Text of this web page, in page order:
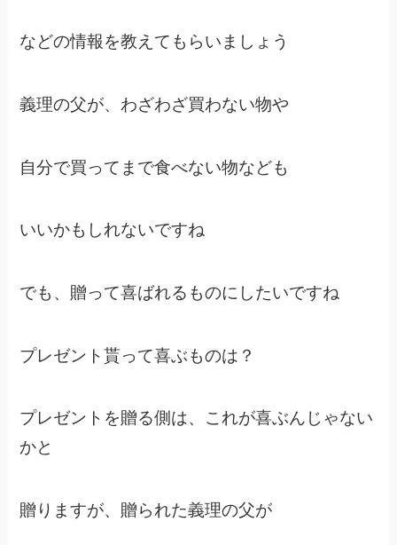
などの情報を教えてもらいましょう
義理の父が、わざわざ買わない物や
自分で買ってまで食べない物なども
いいかもしれないですね
でも、贈って喜ばれるものにしたいですね
プレゼント貰って喜ぶものは？
プレゼントを贈る側は、これが喜ぶんじゃない
かと
贈りますが、贈られた義理の父が